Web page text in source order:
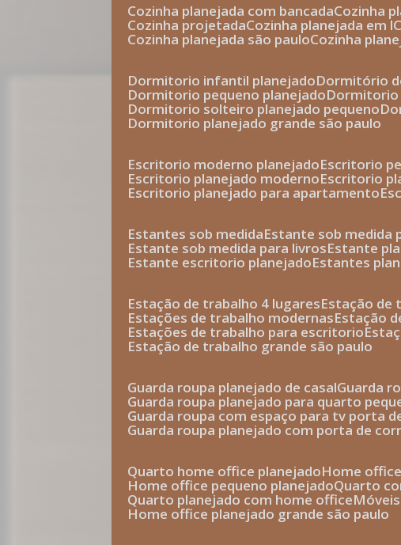
cozinha planejada com bancada cozinha
cozinha projetada cozinha planejada em l
cozinha planejada são paulo cozinha
dormitorio infantil planejado
dormitório
dormitorio pequeno planejado
dormitorio solteiro planejado pequeno
dormitorio planejado grande são paulo
escritorio moderno planejado escritorio
escritorio planejado moderno escritorio
escritorio planejado para apartamento
estantes sob medida estante sob medida
estante sob medida para livros estante
estante escritorio planejado estantes
estação de trabalho 4 lugares estação
estações de trabalho modernas estação
estações de trabalho para escritorio
estação de trabalho grande são paulo
guarda roupa planejado de casal
guarda
guarda roupa planejado para quarto
guarda roupa com espaço para tv porta
guarda roupa planejado com porta de
quarto home office planejado
home
home office pequeno planejado quarto
quarto planejado com home office
home office planejado grande são paulo